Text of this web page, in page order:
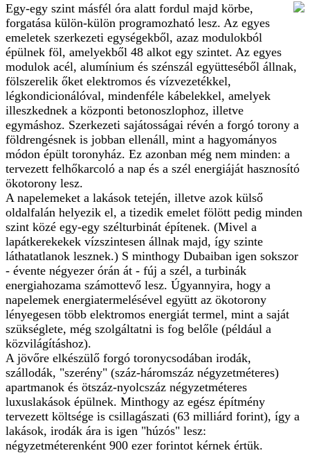
Egy-egy szint másfél óra alatt fordul majd körbe,
forgatása külön-külön programozható lesz. Az egyes
emeletek szerkezeti egységekből, azaz modulokból
épülnek föl, amelyekből 48 alkot egy szintet. Az egyes
modulok acél, alumínium és szénszál együtteséből állnak,
fölszerelik őket elektromos és vízvezetékkel,
légkondicionálóval, mindenféle kábelekkel, amelyek
illeszkednek a központi betonoszlophoz, illetve
egymáshoz. Szerkezeti sajátosságai révén a forgó torony a
földrengésnek is jobban ellenáll, mint a hagyományos
módon épült toronyház. Ez azonban még nem minden: a
tervezett felhőkarcoló a nap és a szél energiáját hasznosító
ökotorony lesz.
A napelemeket a lakások tetején, illetve azok külső
oldalfalán helyezik el, a tizedik emelet fölött pedig minden
szint közé egy-egy szélturbinát építenek. (Mivel a
lapátkerekekek vízszintesen állnak majd, így szinte
láthatatlanok lesznek.) S minthogy Dubaiban igen sokszor
- évente négyezer órán át - fúj a szél, a turbinák
energiahozama számottevő lesz. Úgyannyira, hogy a
napelemek energiatermelésével együtt az ökotorony
lényegesen több elektromos energiát termel, mint a saját
szükséglete, még szolgáltatni is fog belőle (például a
közvilágításhoz).
A jövőre elkészülő forgó toronycsodában irodák,
szállodák, "szerény" (száz-háromszáz négyzetméteres)
apartmanok és ötszáz-nyolcszáz négyzetméteres
luxuslakások épülnek. Minthogy az egész építmény
tervezett költsége is csillagászati (63 milliárd forint), így a
lakások, irodák ára is igen "húzós" lesz:
négyzetméterenként 900 ezer forintot kérnek értük.